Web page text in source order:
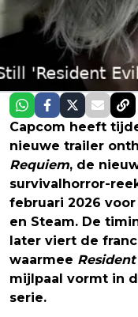
Capcom heeft
nieuwe trailer
Requiem, de
survivalhorror-
februari 2026 voor
en Steam. De
later viert de
waarmee
mijlpaal vormt in
serie.